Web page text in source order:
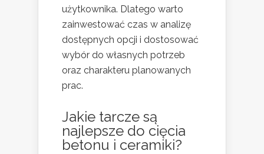
użytkownika. Dlatego warto
zainwestować czas w analizę
dostępnych opcji i dostosować
wybór do własnych potrzeb
oraz charakteru planowanych
prac.
Jakie tarcze są
najlepsze do cięcia
betonu i ceramiki?